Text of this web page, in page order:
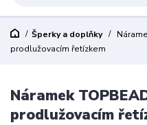
Šperky a doplňky
prodlužovacím řetízkem
Náramek
prodlužovacím